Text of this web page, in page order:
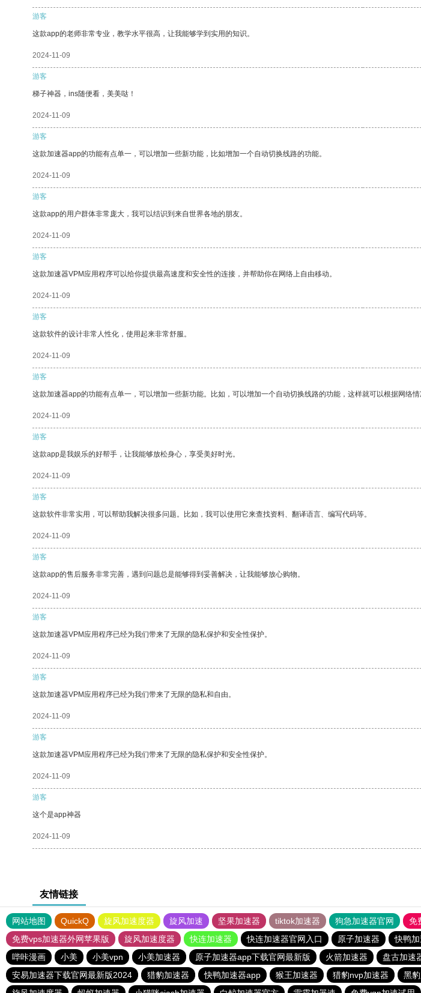
游客
这款app的老师非常专业，教学水平很高，让我能够学到实用的知识。
2024-11-09
游客
梯子神器，ins随便看，美美哒！
2024-11-09
游客
这款加速器app的功能有点单一，可以增加一些新功能，比如增加一个自动切换线路的功能。
2024-11-09
游客
这款app的用户群体非常庞大，我可以结识到来自世界各地的朋友。
2024-11-09
游客
这款加速器VPM应用程序可以给你提供最高速度和安全性的连接，并帮助你在网络上自由移动。
2024-11-09
游客
这款软件的设计非常人性化，使用起来非常舒服。
2024-11-09
游客
这款加速器app的功能有点单一，可以增加一些新功能。比如，可以增加一个自动切换线路的功能，这样就可以根据网络
2024-11-09
游客
这款app是我娱乐的好帮手，让我能够放松身心，享受美好时光。
2024-11-09
游客
这款软件非常实用，可以帮助我解决很多问题。比如，我可以使用它来查找资料、翻译语言、编写代码等。
2024-11-09
游客
这款app的售后服务非常完善，遇到问题总是能够得到妥善解决，让我能够放心购物。
2024-11-09
游客
这款加速器VPM应用程序已经为我们带来了无限的隐私保护和安全性保护。
2024-11-09
游客
这款加速器VPM应用程序已经为我们带来了无限的隐私和自由。
2024-11-09
游客
这款加速器VPM应用程序已经为我们带来了无限的隐私保护和安全性保护。
2024-11-09
游客
这个是app神器
2024-11-09
友情链接
网站地图 QuickQ 旋风加速度器 旋风加速 坚果加速器 tiktok加速器 狗急加速器官网 免
免费vps加速器外网苹果版
旋风加速度器 快连加速器 快连加速器官网入口 原子加速器 快鸭
哔咔漫画
小美 小美vpn 小美加速器 原子加速器app下载官网最新版 火箭加速器 盘古加速
安易加速器下载官网最新版2024
猎豹加速器 快鸭加速器app 猴王加速器 猎豹nvp加速器 黑